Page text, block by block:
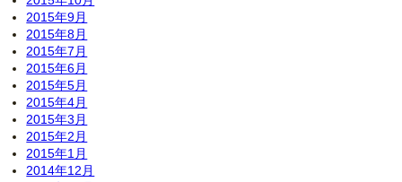
2015年9月
2015年8月
2015年7月
2015年6月
2015年5月
2015年4月
2015年3月
2015年2月
2015年1月
2014年12月